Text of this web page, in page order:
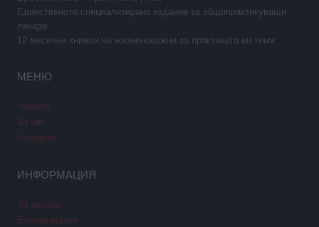
Единственото специализирано издание за общопрактикуващи
лекари
12 месечни книжки на жизненоважни за практиката ви теми
МЕНЮ
Начало
За нас
Контакти
ИНФОРМАЦИЯ
За автори
Етични норми